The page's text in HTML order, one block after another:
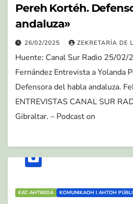
Pereh Kortéh.
andaluza»
26/02/2025 ZEKRETARÍA DE
Huente: Canal Sur Radio 25/02/
Fernández Entrevista a Yolanda
Defensora del habla andaluza.
ENTREVISTAS CANAL SUR
Gibraltar. – Podcast on
KAT. AHTIBIDÁ KOMUNIKAOH I AHTOH